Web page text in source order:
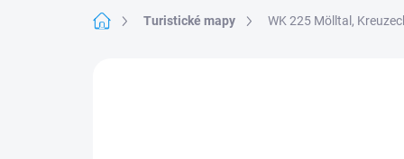
DomovTuristické mapy WK 225 Mölltal,